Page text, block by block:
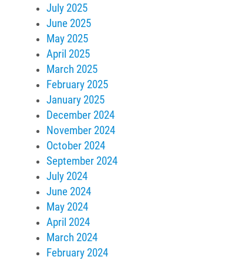
July 2025
June 2025
May 2025
April 2025
March 2025
February 2025
January 2025
December 2024
November 2024
October 2024
September 2024
July 2024
June 2024
May 2024
April 2024
March 2024
February 2024